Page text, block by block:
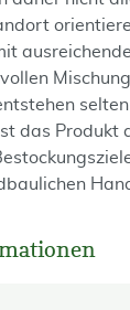
selten
das Produkt